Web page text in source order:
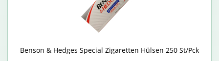
Ben­son & Hedges Spe­cial Zi­ga­ret­ten Hül­sen 250 St/Pck